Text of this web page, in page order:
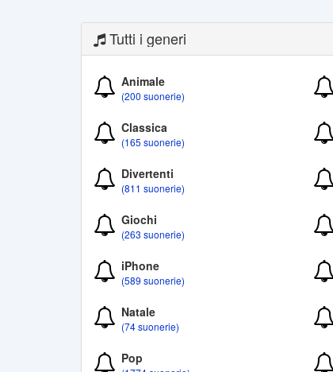
Tutti i generi
Animale
(200 suonerie)
Classica
(165 suonerie)
Divertenti
(811 suonerie)
Giochi
(263 suonerie)
iPhone
(589 suonerie)
Natale
(74 suonerie)
Pop